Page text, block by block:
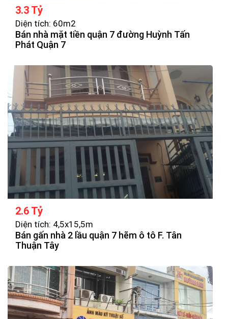
3.3 Tỷ
Diện tích: 60m2
Bán nhà mặt tiền quận 7 đường Huỳnh Tấn
Phát Quận 7
2.6 Tỷ
Diện tích: 4,5x15,5m
Bán gấn nhà 2 lầu quận 7 hẽm ô tô F. Tân
Thuận Tây